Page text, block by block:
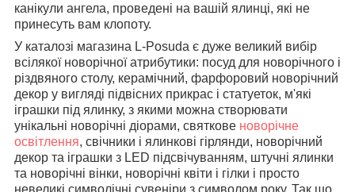
канікули ангела, проведені на вашій ялинці, які не
принесуть вам клопоту.
У каталозі магазина L-Posuda є дуже великий вибір
всілякої новорічної атрибутики: посуд для новорічного і
різдвяного столу, керамічний, фарфоровий новорічний
декор у вигляді підвісних прикрас і статуеток, м'які
іграшки під ялинку, з якими можна створювати
унікальні новорічні діорами, святкове новорічне
освітлення, свічники і ялинкові гірлянди, новорічний
декор та іграшки з LED підсвічуванням, штучні ялинки
та новорічні вінки, новорічні квіти і гілки і просто
невеликі символічні сувеніри з символом року. Так що